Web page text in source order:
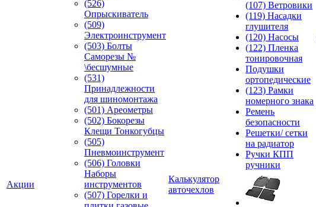
Акции
(526)
Опрыскиватель
(509)
Электроинструмент
(503) Болты
Саморезы №
\бесшумные
(531)
Принадлежности
для шиномонтажа
(501) Ареометры
(502) Бокорезы
Клещи Тонкогубцы
(505)
Пневмоинструмент
(506) Головки
Наборы
инструментов
(507) Горелки и
Калькулятор
авточехлов
(107) Ветровики
(119) Насадки
глушителя
(120) Насосы
(122) Пленка
тонировочная
Подушки
ортопедические
(123) Рамки
номерного знака
Ремень
безопасности
Решетки/ сетки
на радиатор
Ручки КПП
ручники